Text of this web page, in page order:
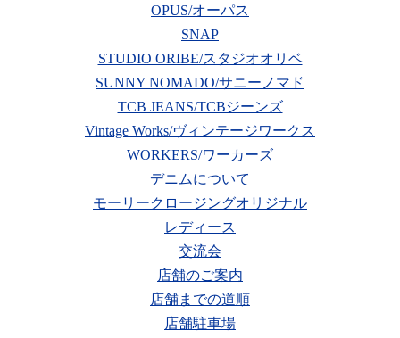
OPUS/オーパス
SNAP
STUDIO ORIBE/スタジオオリベ
SUNNY NOMADO/サニーノマド
TCB JEANS/TCBジーンズ
Vintage Works/ヴィンテージワークス
WORKERS/ワーカーズ
デニムについて
モーリークロージングオリジナル
レディース
交流会
店舗のご案内
店舗までの道順
店舗駐車場